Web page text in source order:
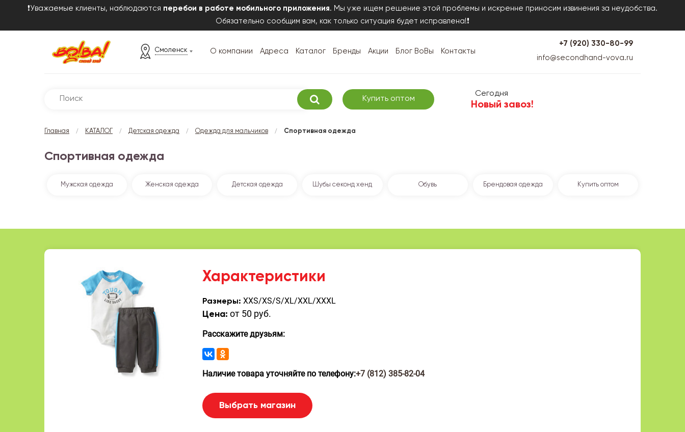
❗Уважаемые клиенты, наблюдаются перебои в работе мобильного приложения. Мы уже ищем решение этой проблемы и искренне приносим извинения за неудобства.
Обязательно сообщим вам, как только ситуация будет исправлена!❗
Смоленск О компании Адреса Каталог Бренды Акции Блог ВоВы Контакты
+7 (920) 330-80-99
info@secondhand-vova.ru
Купить оптом
Сегодня
Новый завоз!
Главная / КАТАЛОГ / Детская одежда / Одежда для мальчиков / Спортивная одежда
Спортивная одежда
Мужская одежда Женская одежда Детская одежда Шубы секонд хенд Обувь Брендовая одежда Купить оптом
Характеристики
Размеры: XXS/XS/S/XL/XXL/XXXL
Цена: от 50 руб.
Расскажите друзьям:
Наличие товара уточняйте по телефону:+7 (812) 385-82-04
Выбрать магазин